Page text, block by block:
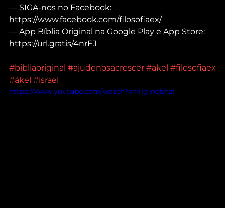
— SIGA-nos no Facebook:
https://www.facebook.com/filosofiaex/
— App Bíblia Original na Google Play e App Store:
https://url.gratis/4nrEJ
#bibliaoriginal #ajudenosacrescer #akel #filosofiaex
#ákel #israel
https://www.youtube.com/watch?v=i11g-nqbhzI